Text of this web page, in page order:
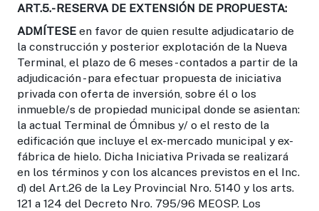
ART.5.- RESERVA DE EXTENSIÓN DE PROPUESTA:
ADMÍTESE en favor de quien resulte adjudicatario de
la construcción y posterior explotación de la Nueva
Terminal, el plazo de 6 meses - contados a partir de la
adjudicación - para efectuar propuesta de iniciativa
privada con oferta de inversión, sobre él o los
inmueble/s de propiedad municipal donde se asientan:
la actual Terminal de Ómnibus y/ o el resto de la
edificación que incluye el ex-mercado municipal y ex-
fábrica de hielo. Dicha Iniciativa Privada se realizará
en los términos y con los alcances previstos en el Inc.
d) del Art.26 de la Ley Provincial Nro. 5140 y los arts.
121 a 124 del Decreto Nro. 795/96 MEOSP. Los